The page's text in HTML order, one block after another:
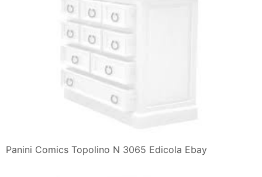
Panini Comics Topolino N 3065 Edicola Ebay